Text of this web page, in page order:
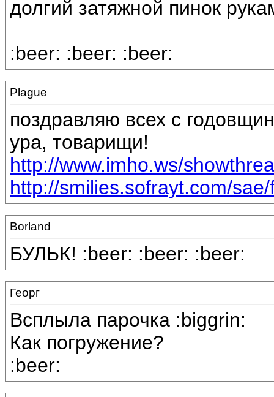
долгий затяжной пинок
:beer: :beer: :beer:
Plague
поздравляю всех с
ура, товарищи!
http://www.imho.ws/
http://smilies.sofrayt.com/
Borland
БУЛЬК! :beer: :beer: :beer:
Георг
Всплыла парочка :biggrin:
Как погружение?
:beer: